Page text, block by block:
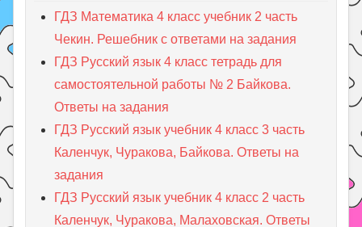
ГДЗ Математика 4 класс учебник 2 часть
Чекин. Решебник с ответами на задания
ГДЗ Русский язык 4 класс тетрадь для
самостоятельной работы № 2 Байкова.
Ответы на задания
ГДЗ Русский язык учебник 4 класс 3 часть
Каленчук, Чуракова, Байкова. Ответы на
задания
ГДЗ Русский язык учебник 4 класс 2 часть
Каленчук, Чуракова, Малаховская. Ответы